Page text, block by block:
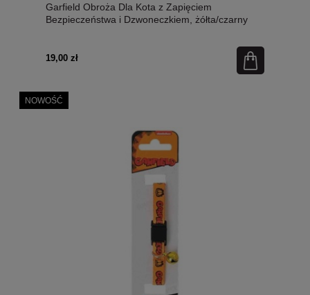
Garfield Obroża Dla Kota z Zapięciem
Bezpieczeństwa i Dzwoneczkiem, żółta/czarny
19,00 zł
NOWOŚĆ